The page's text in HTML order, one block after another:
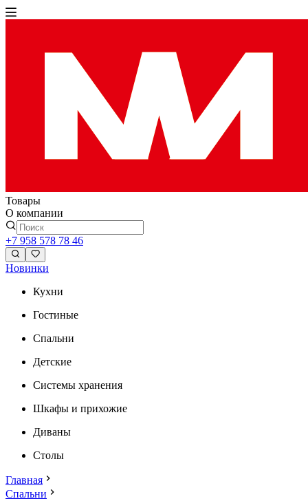
Товары
О компании
+7 958 578 78 46
Новинки
Кухни
Гостиные
Спальни
Детские
Системы хранения
Шкафы и прихожие
Диваны
Столы
Главная
Спальни